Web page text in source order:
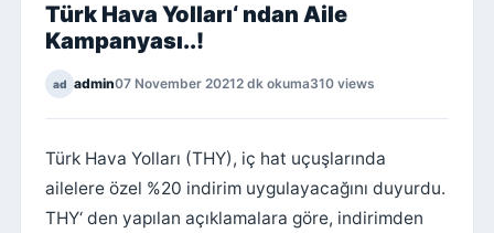
Türk Hava Yolları‘ ndan Aile
Kampanyası..!
ad admin07 November 20212 dk okuma310 views
Türk Hava Yolları (THY), iç hat uçuşlarında
ailelere özel %20 indirim uygulayacağını duyurdu.
THY‘ den yapılan açıklamalara göre, indirimden